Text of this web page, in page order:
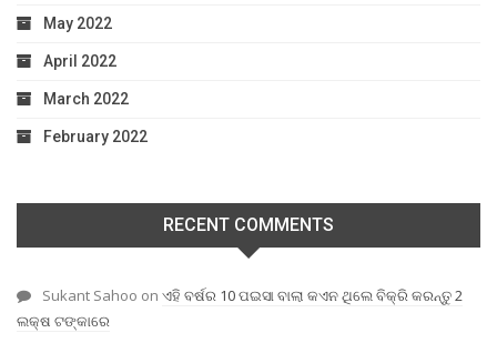
May 2022
April 2022
March 2022
February 2022
RECENT COMMENTS
Sukant Sahoo on ଏହି ବର୍ଷର 10 ପଇସା ବାଲା କଏନ ଥିଲେ ବିକ୍ରି କରନ୍ତୁ 2
ଲକ୍ଷ ଟଙ୍କାରେ